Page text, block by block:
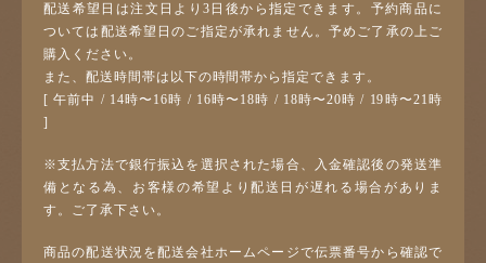
配送希望日は注文日より3日後から指定できます。予約商品に
ついては配送希望日のご指定が承れません。予めご了承の上ご
購入ください。
また、配送時間帯は以下の時間帯から指定できます。
[ 午前中 / 14時〜16時 / 16時〜18時 / 18時〜20時 / 19時〜21時
]
※支払方法で銀行振込を選択された場合、入金確認後の発送準
備となる為、お客様の希望より配送日が遅れる場合がありま
す。ご了承下さい。
商品の配送状況を配送会社ホームページで伝票番号から確認で